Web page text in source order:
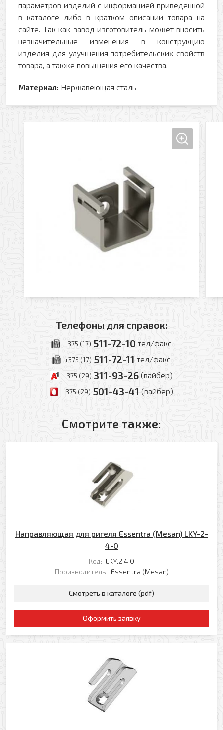
параметров изделий с информацией приведенной
в каталоге либо в кратком описании товара на
сайте. Так как завод изготовитель может вносить
незначительные изменения в конструкцию
изделия для улучшения потребительских свойств
товара, а также повышения его качества.
Материал: Нержавеющая сталь
Телефоны для справок:
+375 (17) 511-72-10 тел/факс
+375 (17) 511-72-11 тел/факс
+375 (29) 311-93-26 (вайбер)
+375 (29) 501-43-41 (вайбер)
Смотрите также:
Направляющая для ригеля Essentra (Mesan) LKY-2-
4-0
Код: LKY.2.4.0
Производитель: Essentra (Mesan)
Смотреть в каталоге (pdf)
Оформить заявку
Заказать обратный звонок
Ваше имя
Оформить заявку
Ваш телефон